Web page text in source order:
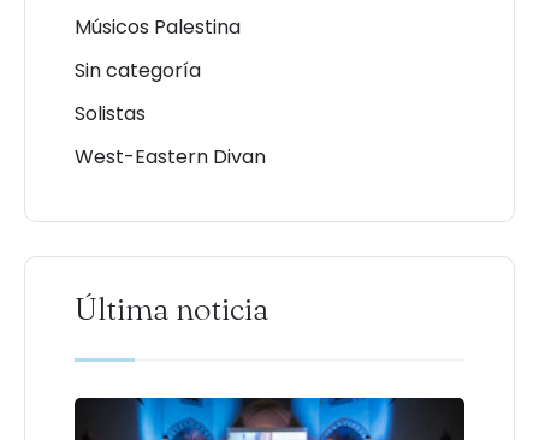
Músicos Palestina
Sin categoría
Solistas
West-Eastern Divan
Última noticia